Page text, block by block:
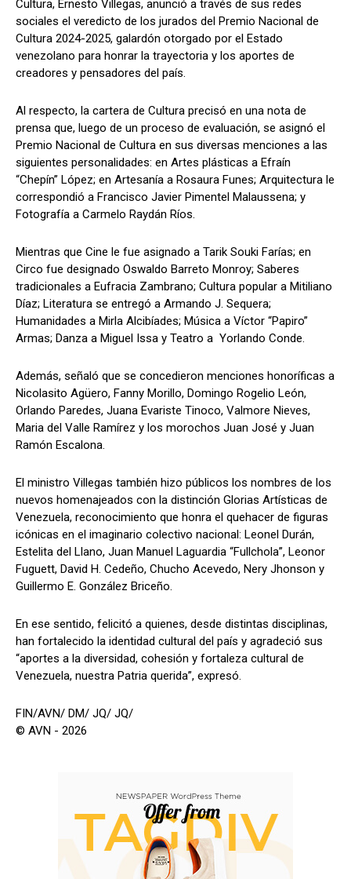
Cultura, Ernesto Villegas, anunció a través de sus redes
sociales el veredicto de los jurados del Premio Nacional de
Cultura 2024-2025, galardón otorgado por el Estado
venezolano para honrar la trayectoria y los aportes de
creadores y pensadores del país.
Al respecto, la cartera de Cultura precisó en una nota de
prensa que, luego de un proceso de evaluación, se asignó el
Premio Nacional de Cultura en sus diversas menciones a las
siguientes personalidades: en Artes plásticas a Efraín
“Chepín” López; en Artesanía a Rosaura Funes; Arquitectura le
correspondió a Francisco Javier Pimentel Malaussena; y
Fotografía a Carmelo Raydán Ríos.
Mientras que Cine le fue asignado a Tarik Souki Farías; en
Circo fue designado Oswaldo Barreto Monroy; Saberes
tradicionales a Eufracia Zambrano; Cultura popular a Mitiliano
Díaz; Literatura se entregó a Armando J. Sequera;
Humanidades a Mirla Alcibíades; Música a Víctor “Papiro”
Armas; Danza a Miguel Issa y Teatro a Yorlando Conde.
Además, señaló que se concedieron menciones honoríficas a
Nicolasito Agüero, Fanny Morillo, Domingo Rogelio León,
Orlando Paredes, Juana Evariste Tinoco, Valmore Nieves,
Maria del Valle Ramírez y los morochos Juan José y Juan
Ramón Escalona.
El ministro Villegas también hizo públicos los nombres de los
nuevos homenajeados con la distinción Glorias Artísticas de
Venezuela, reconocimiento que honra el quehacer de figuras
icónicas en el imaginario colectivo nacional: Leonel Durán,
Estelita del Llano, Juan Manuel Laguardia “Fullchola”, Leonor
Fuguett, David H. Cedeño, Chucho Acevedo, Nery Jhonson y
Guillermo E. González Briceño.
En ese sentido, felicitó a quienes, desde distintas disciplinas,
han fortalecido la identidad cultural del país y agradeció sus
“aportes a la diversidad, cohesión y fortaleza cultural de
Venezuela, nuestra Patria querida”, expresó.
FIN/AVN/ DM/ JQ/ JQ/
© AVN - 2026